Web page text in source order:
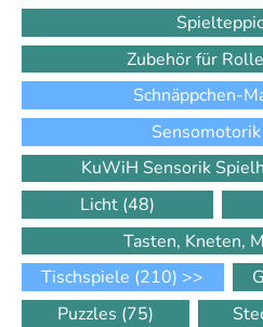
Zubehör für
Schnäppchen-
Sensomotorik
KuWiH Sensorik
Licht (48)
Tasten, Kneten,
Tischspiele (210) >>
Puzzles (75)